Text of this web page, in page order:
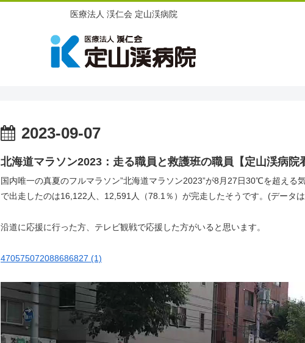
医療法人 渓仁会 定山渓病院
2023-09-07
北海道マラソン2023：走る職員と救護班の職員【定山渓病院
国内唯一の真夏のフルマラソン”北海道マラソン2023”が8月27日30℃を超える
で出走したのは16,122人、12,591人（78.1％）が完走したそうです。(データは
沿道に応援に行った方、テレビ観戦で応援した方がいると思います。
470575072088686827 (1)
動
画
プ
レ